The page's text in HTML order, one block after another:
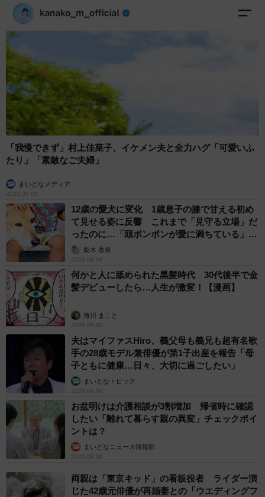
「我慢できず」村上佳菜子、イケメン夫と全力ハグ「可愛いふ
たり」「素敵なご夫婦」
まいどなメディア
2026.08.08
12歳の愛犬に変化 1歳息子の膝で甘える初め
て見せる姿に反響 これまで「見守る立場」だ
ったのに…「頭ポンポンが愛に満ちている」
「尊…」
梨木 香奈
2026.08.08
何かと人に舐められた黒髪時代 30代後半で金
髪デビューしたら…人生が激変！【漫画】
海川 まこと
2026.08.08
夫はマイファスHiro、義父母も義兄も超有名歌
手の28歳モデル兼俳優が第1子出産を報告「母
子ともに健康…日々、大切に過ごしたい」
まいどなトピック
2026.08.08
お盆明けは介護相談が3割増加 帰省時に確認
したい「離れて暮らす親の異変」チェックポイ
ントは？
まいどなニュース情報部
2026.08.08
両親は「東京キッド」の看板役者 ライダー演
じた42歳元俳優が再婚妻との「ウエディングフ